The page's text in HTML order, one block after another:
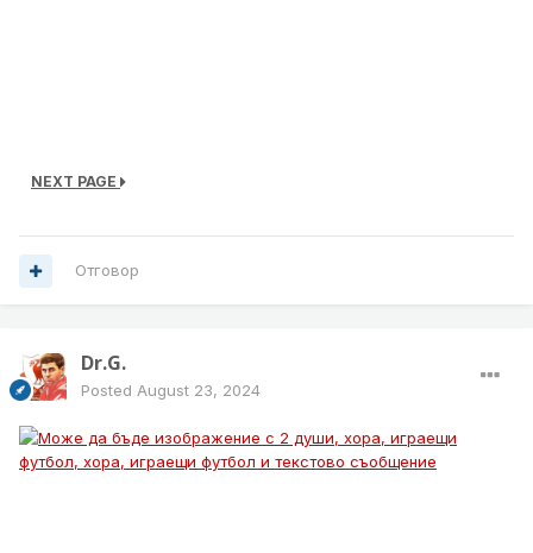
NEXT PAGE
Отговор
Dr.G.
Posted August 23, 2024